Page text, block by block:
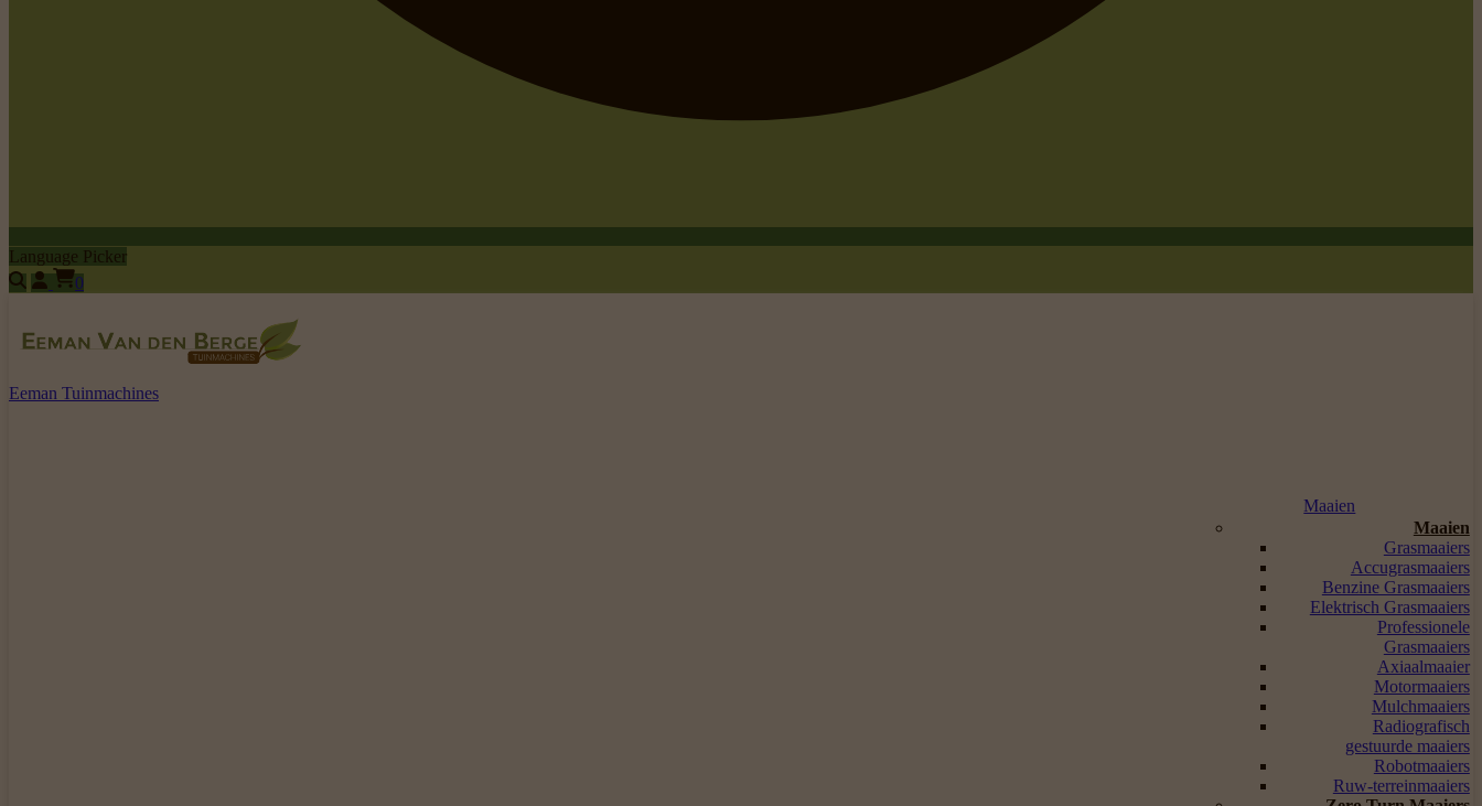
Language Picker
0
Eeman Tuinmachines
Maaien
Maaien
Grasmaaiers
Accugrasmaaiers
Benzine Grasmaaiers
Elektrisch Grasmaaiers
Professionele
Grasmaaiers
Axiaalmaaier
Motormaaiers
Mulchmaaiers
Radiografisch
gestuurde maaiers
Robotmaaiers
Ruw-terreinmaaiers